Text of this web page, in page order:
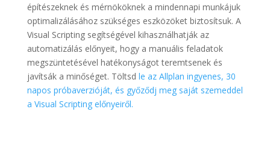
építészeknek és mérnököknek a mindennapi munkájuk
optimalizálásához szükséges eszközöket biztosítsuk. A
Visual Scripting segítségével kihasználhatják az
automatizálás előnyeit, hogy a manuális feladatok
megszüntetésével hatékonyságot teremtsenek és
javítsák a minőséget. Töltsd le az Allplan ingyenes, 30
napos próbaverzióját, és győződj meg saját szemeddel
a Visual Scripting előnyeiről.